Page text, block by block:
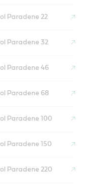
Paradene 22
Paradene 32
Paradene 46
Paradene 68
Paradene 100
Paradene 150
Paradene 220